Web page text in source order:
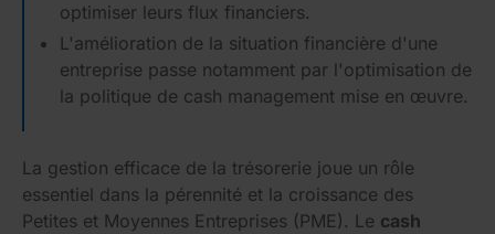
optimiser leurs flux financiers.
L'amélioration de la situation financière d'une
entreprise passe notamment par l'optimisation de
la politique de cash management mise en œuvre.
La gestion efficace de la trésorerie joue un rôle
essentiel dans la pérennité et la croissance des
Petites et Moyennes Entreprises (PME). Le cash